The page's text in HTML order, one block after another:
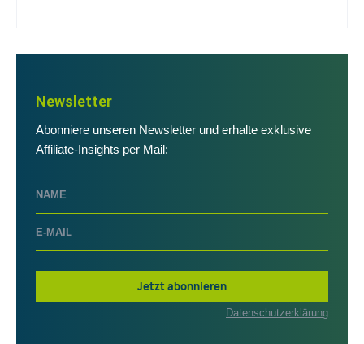
Newsletter
Abonniere unseren Newsletter und erhalte exklusive
Affiliate-Insights per Mail:
Jetzt abonnieren
Datenschutzerklärung